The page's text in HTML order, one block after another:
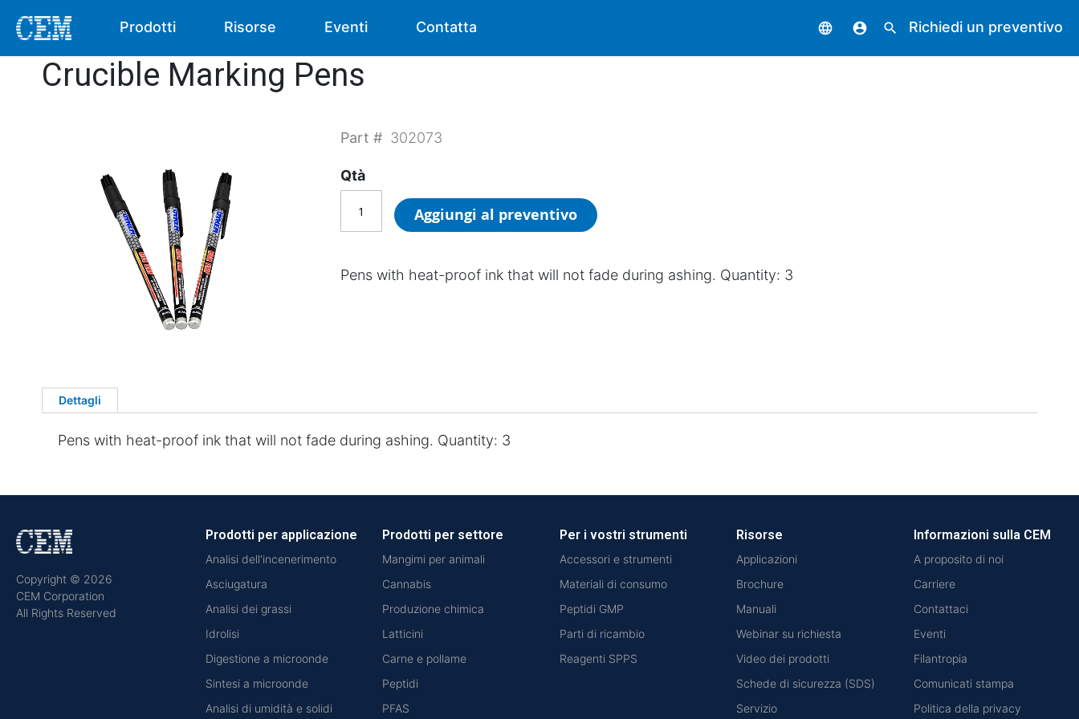
Prodotti Risorse Eventi Contatta language account_circle search Richiedi un preventivo
Crucible Marking Pens
Part # 302073
Qtà
Aggiungi al preventivo
Pens with heat-proof ink that will not fade during ashing. Quantity: 3
Dettagli
Pens with heat-proof ink that will not fade during ashing. Quantity: 3
Copyright © 2026
CEM Corporation
All Rights Reserved
Prodotti per applicazione
Analisi dell'incenerimento
Asciugatura
Analisi dei grassi
Idrolisi
Digestione a microonde
Sintesi a microonde
Analisi di umidità e solidi
Prodotti per settore
Mangimi per animali
Cannabis
Produzione chimica
Latticini
Carne e pollame
Peptidi
PFAS
Per i vostri strumenti
Accessori e strumenti
Materiali di consumo
Peptidi GMP
Parti di ricambio
Reagenti SPPS
Risorse
Applicazioni
Brochure
Manuali
Webinar su richiesta
Video dei prodotti
Schede di sicurezza (SDS)
Servizio
Informazioni sulla CEM
A proposito di noi
Carriere
Contattaci
Eventi
Filantropia
Comunicati stampa
Politica della privacy